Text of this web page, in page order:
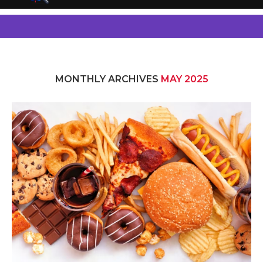
MONTHLY ARCHIVES MAY 2025